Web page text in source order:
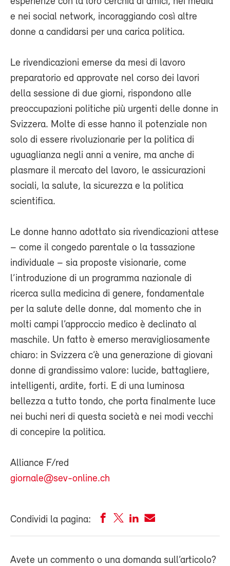
e nei social network, incoraggiando così altre
donne a candidarsi per una carica politica.
Le rivendicazioni emerse da mesi di lavoro
preparatorio ed approvate nel corso dei lavori
della sessione di due giorni, rispondono alle
preoccupazioni politiche più urgenti delle donne in
Svizzera. Molte di esse hanno il potenziale non
solo di essere rivoluzionarie per la politica di
uguaglianza negli anni a venire, ma anche di
plasmare il mercato del lavoro, le assicurazioni
sociali, la salute, la sicurezza e la politica
scientifica.
Le donne hanno adottato sia rivendicazioni attese
– come il congedo parentale o la tassazione
individuale – sia proposte visionarie, come
l’introduzione di un programma nazionale di
ricerca sulla medicina di genere, fondamentale
per la salute delle donne, dal momento che in
molti campi l’approccio medico è declinato al
maschile. Un fatto è emerso meravigliosamente
chiaro: in Svizzera c’è una generazione di giovani
donne di grandissimo valore: lucide, battagliere,
intelligenti, ardite, forti. E di una luminosa
bellezza a tutto tondo, che porta finalmente luce
nei buchi neri di questa società e nei modi vecchi
di concepire la politica.
Alliance F/red
giornale@sev-online.ch
Condividi la pagina:
Avete un commento o una domanda sull’articolo?